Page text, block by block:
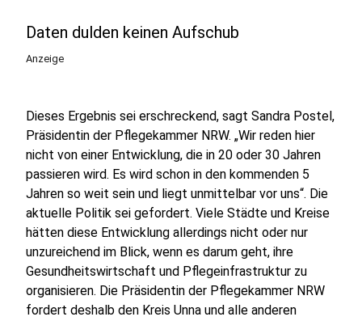
Daten dulden keinen Aufschub
Anzeige
Dieses Ergebnis sei erschreckend, sagt Sandra Postel,
Präsidentin der Pflegekammer NRW. „Wir reden hier
nicht von einer Entwicklung, die in 20 oder 30 Jahren
passieren wird. Es wird schon in den kommenden 5
Jahren so weit sein und liegt unmittelbar vor uns“. Die
aktuelle Politik sei gefordert. Viele Städte und Kreise
hätten diese Entwicklung allerdings nicht oder nur
unzureichend im Blick, wenn es darum geht, ihre
Gesundheitswirtschaft und Pflegeinfrastruktur zu
organisieren. Die Präsidentin der Pflegekammer NRW
fordert deshalb den Kreis Unna und alle anderen